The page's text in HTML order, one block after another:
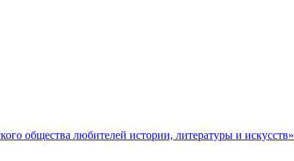
общества любителей истории, литературы и искусств»